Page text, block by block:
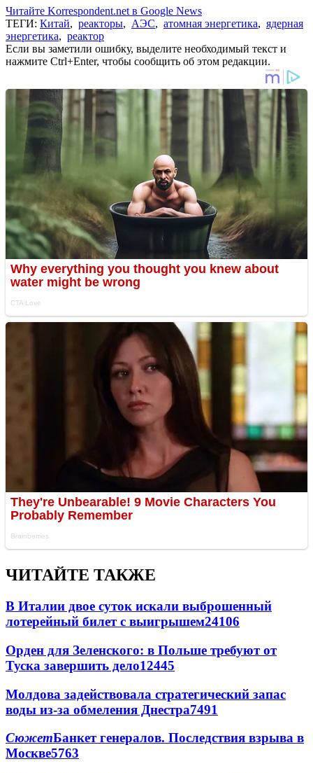
Читайте Korrespondent.net в Google News
ТЕГИ: Китай, реакторы, АЭС, атомная энергетика, ядерная
энергетика, реактор
Если вы заметили ошибку, выделите необходимый текст и
нажмите Ctrl+Enter, чтобы сообщить об этом редакции.
ЧИТАЙТЕ ТАКЖЕ
В Италии двое суток искали выброшенный
лотерейный билет с выигрышем24106
Орден для Зеленского: в Польше требуют от
Туска завершить дело12445
Молдова задействовала стратегический запас
воды из-за обмеления Днестра7491
СюжетБанкет генералов. Последствия взрыва в
Москве5763